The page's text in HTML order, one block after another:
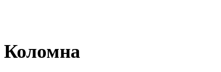
Коломна